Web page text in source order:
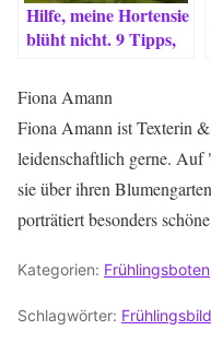
Hilfe, meine Hortensie
blüht nicht. 9 Tipps,
Fiona Amann
Fiona Amann ist Texterin
leidenschaftlich gerne.
sie über ihren
porträtiert besonders
Kategorien: Frühlingsboten
Schlagwörter: